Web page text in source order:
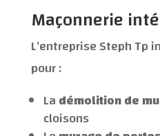
Maçonnerie
L’entreprise Steph Tp
pour :
Ladémolition de
cloisons